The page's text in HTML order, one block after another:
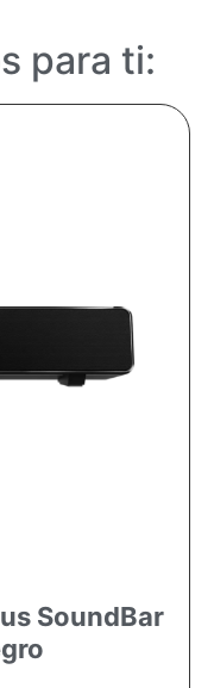
para ti:
SoundBar